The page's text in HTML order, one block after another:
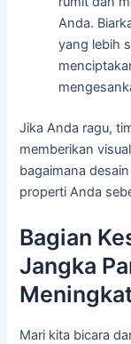
Anda.
yang lebih
Jika Anda ragu,
memberikan
bagaimana
properti Anda
Bagian
Jangka
Mari kita bicara